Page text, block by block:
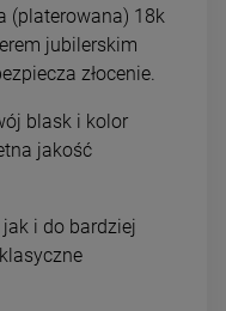
(platerowana) 18k
jubilerskim
złocenie.
blask i kolor
jakość
i do bardziej